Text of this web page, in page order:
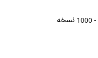
نسخه